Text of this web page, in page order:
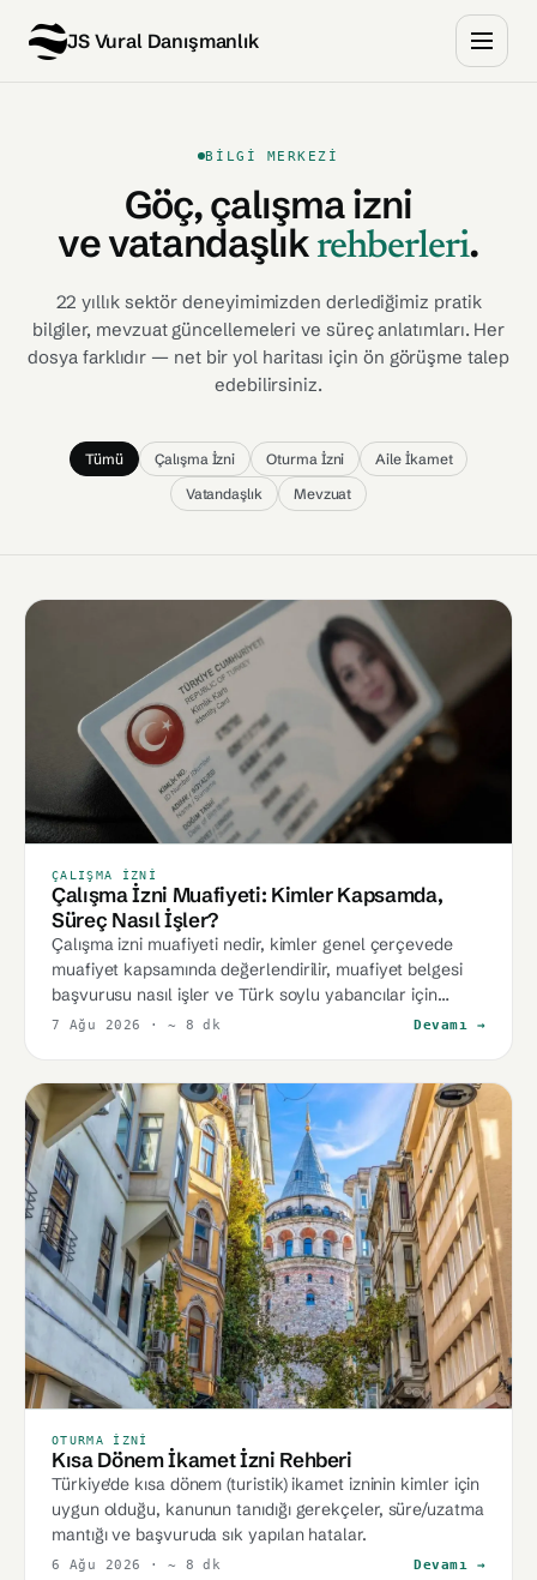
JS Vural Danışmanlık
BILGI MERKEZI
Göç, çalışma izni
ve vatandaşlık rehberleri.
22 yıllık sektör deneyimimizden derlediğimiz pratik
bilgiler, mevzuat güncellemeleri ve süreç anlatımları. Her
dosya farklıdır — net bir yol haritası için ön görüşme talep
edebilirsiniz.
Tümü Çalışma İzni Oturma İzni
Aile İkamet
Vatandaşlık
Mevzuat
ÇALIŞMA İZNI
Çalışma İzni Muafiyeti: Kimler Kapsamda,
Süreç Nasıl İşler?
Çalışma izni muafiyeti nedir, kimler genel çerçevede
muafiyet kapsamında değerlendirilir, muafiyet belgesi
başvurusu nasıl işler ve Türk soylu yabancılar için
10476 sayılı karar ne değiştirdi?
7 Ağu 2026 · ~ 8 dk Devamı →
OTURMA İZNI
Kısa Dönem İkamet İzni Rehberi
Türkiye'de kısa dönem (turistik) ikamet izninin kimler için
uygun olduğu, kanunun tanıdığı gerekçeler, süre/uzatma
mantığı ve başvuruda sık yapılan hatalar.
6 Ağu 2026 · ~ 8 dk Devamı →